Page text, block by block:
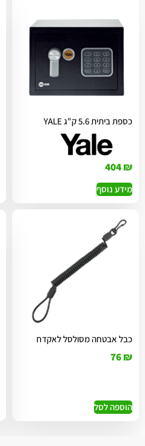
כספת ביתית 5.6 ק"ג YALE
404₪
מידע נוסף
כבל אבטחה מסולסל לאקדח
76₪
הוספה לסל